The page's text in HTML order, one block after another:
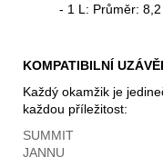
- 1 L: Průměr:
KOMPATIBILNÍ
Každý okamžik je
každou příležitost:
SUMMIT
JANNU